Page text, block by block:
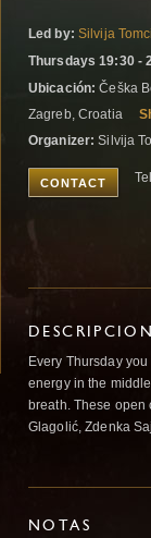
Led by: Silvija
Thursdays 19:30 -
Ubicación: Češka
Zagreb, Croatia
Organizer: Silvija
CONTACT
Every Thursday
energy in the
breath. These open
Glagolić, Zdenka
NOTAS